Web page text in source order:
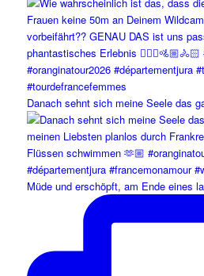
Danach sehnt sich meine Seele das
Müde und erschöpft, am Ende eines